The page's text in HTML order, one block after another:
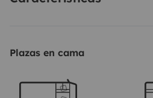
La no descarga de aguas
fianza.
Plazas en cama